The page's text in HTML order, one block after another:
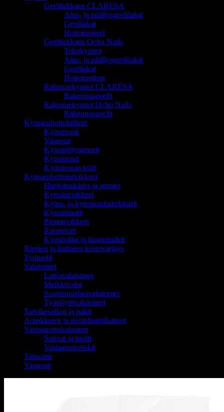
Geelilakkaus CLARESA
Alus- ja päällysgeelilakat
Geelilakat
Hoitotuotteet
Geelilakkaus Ocho Nails
Tekokynnet
Alus- ja päällysgeelilakat
Geelilakat
Hoitotuotteet
Rakennekynnet CLARESA
Rakennusgeelit
Rakennekynnet Ocho Nails
Rakennusgeelit
Kynsienhoitolaitteet
Kynsiporat
Varaosat
Kynsipölynimurit
Kynsiuunit
Kynsiporan terät
Kynsienhoitotarvikkeet
Harjoituskädet ja sormet
Kynsitarvikkeet
Kynsi- ja kynsinauhaleikkurit
Kynsimuotit
Pientarvikkeet
Rannetuet
Kynsiviilat ja hiontapalkit
Ripsien ja kulmien kestovärjäys
Työtuolit
Valaisimet
Lattiavalaisimet
Meikkivalot
Suurennuslasivalaisimet
Työpöytävalaisimet
Tarvikesalkut ja pakit
Autoklaavit ja desinfiointilaitteet
Vastaanottokalusteet
Sohvat ja tuolit
Vastaanottotiskit
Tatuointi
Varaosat